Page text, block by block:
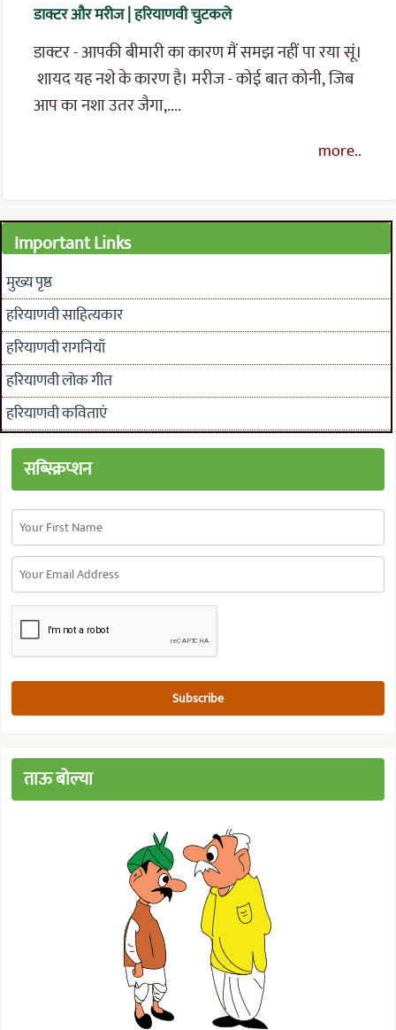
Important Links
मुख्य पृष्ठ
हरियाणवी साहित्यकार
हरियाणवी रागनियाँ
हरियाणवी लोक गीत
हरियाणवी कविताएं
डाक्टर और मरीज | हरियाणवी चुटकले
डाक्टर - आपकी बीमारी का कारण मैं समझ नहीं पा रया सूं।
शायद यह नशे के कारण है। मरीज - कोई बात कोनी, जिब
आप का नशा उतर जैगा,....
more..
सब्स्क्रिप्शन
ताऊ बोल्या